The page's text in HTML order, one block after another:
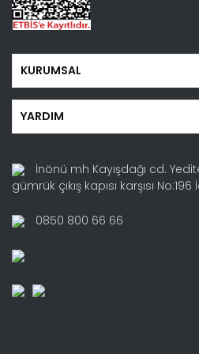
KURUMSAL
YARDIM
İnönü mh Kayışdağı cd.
gümrük çıkış kapısı karşısı
0850 800 66 66